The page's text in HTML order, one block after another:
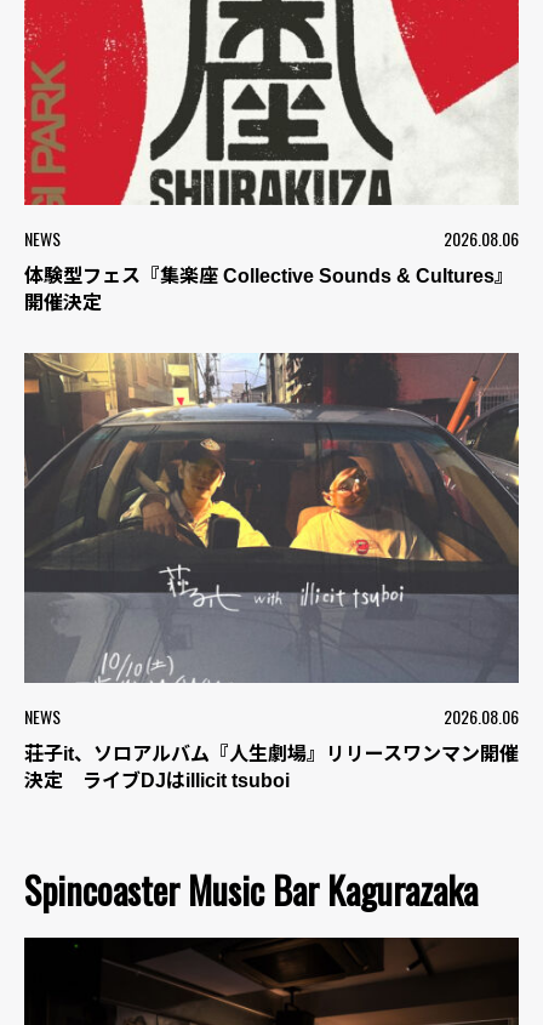
NEWS 2026.08.06
体験型フェス『集楽座 Collective Sounds & Cultures』
開催決定
NEWS 2026.08.06
荘子it、ソロアルバム『人生劇場』リリースワンマン開催
決定 ライブDJはillicit tsuboi
Spincoaster Music Bar Kagurazaka